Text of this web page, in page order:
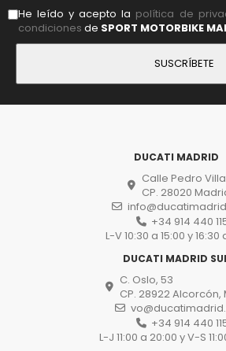
He leído y acepto la política de
condiciones de SPORT MOTORBIKE
DUCATI MADRID
Calle Pedro
CP. 28020
+34 914 440
L-V 10:30 a 15:00 y 16:30
DUCATI MADRID
C. Oslo, 53
CP. 28922 Alcorcón,
+34 914 440
L-J 11:00 a 20:00 y V-S